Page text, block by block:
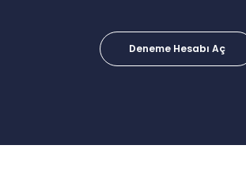
Deneme Hesabı Aç